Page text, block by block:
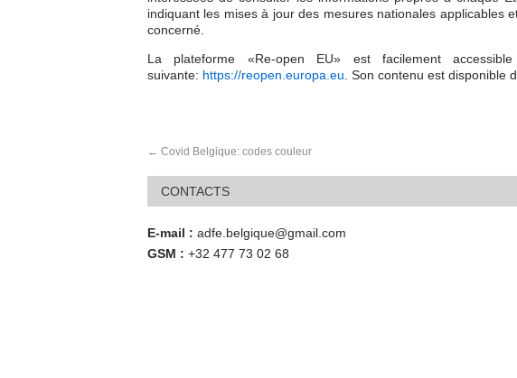
indiquant les mises à jour des mesures nationales applicables
concerné.
La plateforme «Re-open EU» est facilement
suivante: https://reopen.europa.eu . Son contenu est disponible
Covid Belgique: codes couleur
CONTACTS
E-mail : adfe.belgique@gmail.com
GSM : +32 477 73 02 68